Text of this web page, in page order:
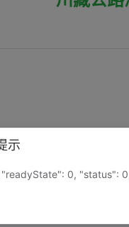
示
0, "status":